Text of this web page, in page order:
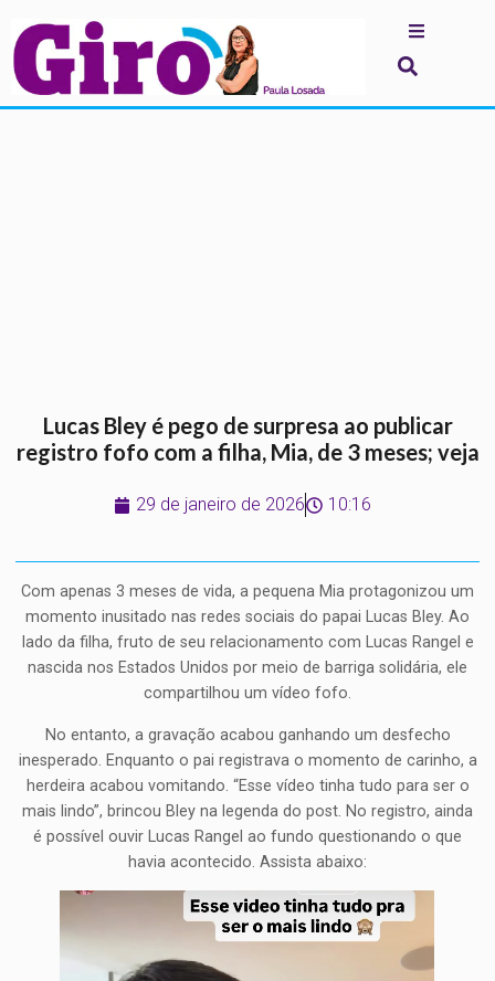
Lucas Bley é pego de surpresa ao publicar
registro fofo com a filha, Mia, de 3 meses; veja
29 de janeiro de 2026 10:16
Com apenas 3 meses de vida, a pequena Mia protagonizou um
momento inusitado nas redes sociais do papai Lucas Bley. Ao
lado da filha, fruto de seu relacionamento com Lucas Rangel e
nascida nos Estados Unidos por meio de barriga solidária, ele
compartilhou um vídeo fofo.
No entanto, a gravação acabou ganhando um desfecho
inesperado. Enquanto o pai registrava o momento de carinho, a
herdeira acabou vomitando. “Esse vídeo tinha tudo para ser o
mais lindo”, brincou Bley na legenda do post. No registro, ainda
é possível ouvir Lucas Rangel ao fundo questionando o que
havia acontecido. Assista abaixo: